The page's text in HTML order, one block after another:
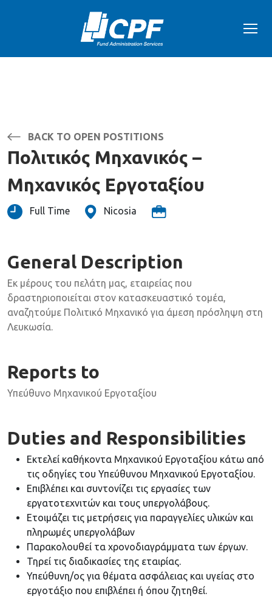
BACK TO OPEN POSTITIONS
Πολιτικός Μηχανικός –
Μηχανικός Εργοταξίου
Full Time Nicosia
General Description
Εκ μέρους του πελάτη μας, εταιρείας που
δραστηριοποιείται στον κατασκευαστικό τομέα,
αναζητούμε Πολιτικό Μηχανικό για άμεση πρόσληψη στη
Λευκωσία.
Reports to
Υπεύθυνο Μηχανικού Εργοταξίου
Duties and Responsibilities
Εκτελεί καθήκοντα Μηχανικού Εργοταξίου κάτω από
τις οδηγίες του Υπεύθυνου Μηχανικού Εργοταξίου.
Επιβλέπει και συντονίζει τις εργασίες των
εργατοτεχνιτών και τους υπεργολάβους.
Ετοιμάζει τις μετρήσεις για παραγγελίες υλικών και
πληρωμές υπεργολάβων
Παρακολουθεί τα χρονοδιαγράμματα των έργων.
Τηρεί τις διαδικασίες της εταιρίας.
Υπεύθυνη/ος για θέματα ασφάλειας και υγείας στο
εργοτάξιο που επιβλέπει ή όπου ζητηθεί.